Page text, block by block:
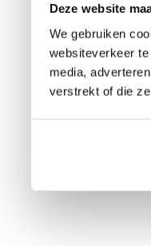
Deze website
We gebruiken
websiteverkeer
media,
verstrekt of die